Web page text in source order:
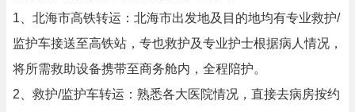
1、北海市高铁转运：北海市出发地及目的地均有专业救护/
监护车接送至高铁站，专也救护及专业护士根据病人情况，
将所需救助设备携带至商务舱内，全程陪护。
2、救护/监护车转运：熟悉各大医院情况，直接去病房按约